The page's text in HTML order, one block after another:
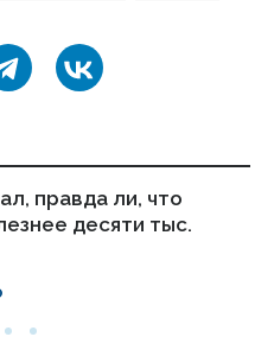
правда ли, что
десяти тыс.